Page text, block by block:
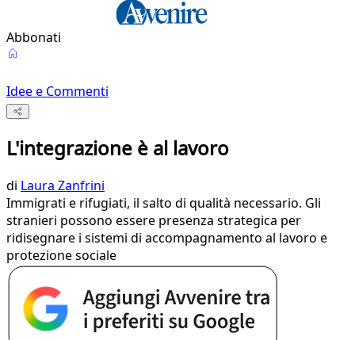
Abbonati
Idee e Commenti
L'integrazione è al lavoro
di Laura Zanfrini
Immigrati e rifugiati, il salto di qualità necessario. Gli
stranieri possono essere presenza strategica per
ridisegnare i sistemi di accompagnamento al lavoro e
protezione sociale